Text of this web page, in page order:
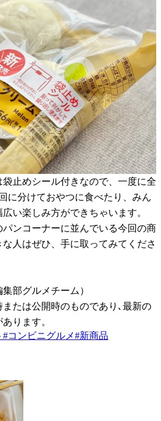
止めシール付きなので、一度に全
に分けておやつに食べたり、みん
い楽しみ方ができちゃいます。
ンコーナーに並んでいる今回の商
人はぜひ、手に取ってみてくださ
部グルメチーム）
たは公開時のものであり､最新の
ります。
#コンビニグルメ#新商品